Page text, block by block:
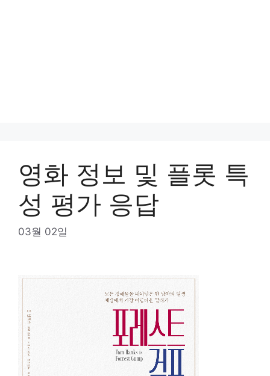
영화 정보 및 플롯 특
성 평가 응답
03월 02일